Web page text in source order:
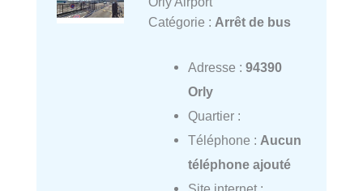
Catégorie : Arrêt de bus
Adresse : 94390
Orly
Quartier :
Téléphone : Aucun
téléphone ajouté